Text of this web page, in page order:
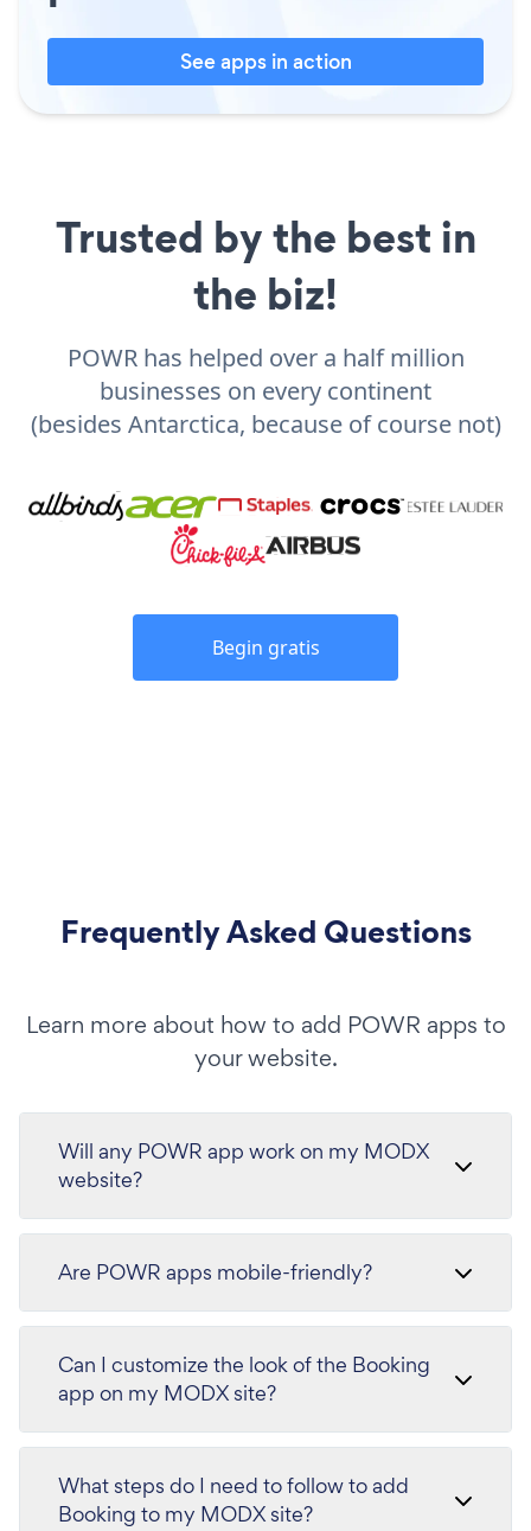
See apps in action
Trusted by the best in
the biz!
POWR has helped over a half million
businesses on every continent
(besides Antarctica, because of course not)
Begin gratis
Frequently Asked Questions
Learn more about how to add POWR apps to
your website.
Will any POWR app work on my MODX
website?
Are POWR apps mobile-friendly?
Can I customize the look of the Booking
app on my MODX site?
What steps do I need to follow to add
Booking to my MODX site?